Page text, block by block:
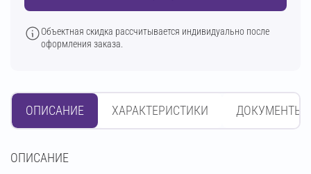
Объектная скидка рассчитывается индивидуально после
оформления заказа.
ОПИСАНИЕ ХАРАКТЕРИСТИКИ ДОКУМЕНТЫ
OПИСАНИЕ